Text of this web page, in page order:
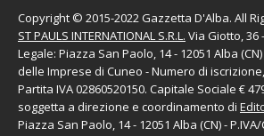
Copyright © 2015-2022 Gazzetta D'Alba. All
ST PAULS INTERNATIONAL S.R.L. Via Giotto, 36
Legale: Piazza San Paolo, 14 - 12051 Alba
delle Imprese di Cuneo - Numero di
Partita IVA 02860520150. Capitale Sociale €
soggetta a direzione e coordinamento di
Piazza San Paolo, 14 - 12051 Alba (CN) -